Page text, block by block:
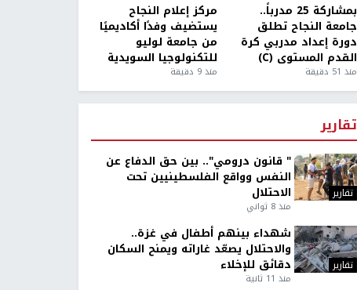
بمشاركة 25 مدرباً..
جامعة النجاح تطلق
دورة إعداد مدربي كرة
القدم المستوى (C)
منذ 51 دقيقة
مركز إعلام النجاح
يستضيف وفدًا أكاديميًا
من جامعة لوليو
للتكنولوجيا السويدية
منذ 9 دقيقة
تقارير
تقارير
" قانون درومي".. بين حق الدفاع عن
النفس وواقع الفلسطينيين تحت
الاحتلال
منذ 8 ثواني
تقارير
شهداء بينهم أطفال في غزة..
والاحتلال يصعّد غاراته ويمنح السكان
دقائق للإخلاء
منذ 11 ثانية